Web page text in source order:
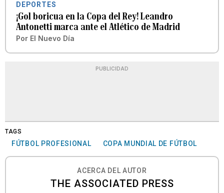
DEPORTES
¡Gol boricua en la Copa del Rey! Leandro
Antonetti marca ante el Atlético de Madrid
Por El Nuevo Día
PUBLICIDAD
TAGS
FÚTBOL PROFESIONAL COPA MUNDIAL DE FÚTBOL
ACERCA DEL AUTOR
THE ASSOCIATED PRESS